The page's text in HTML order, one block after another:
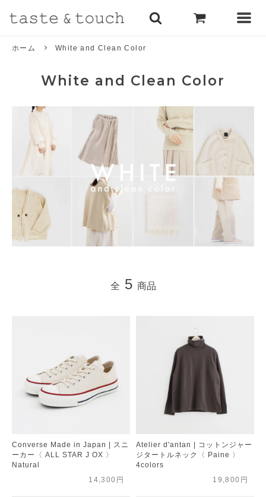
ホーム White and Clean Color
White and Clean Color
全 5 商品
Converse Made in Japan | スニ
ーカー〈 ALL STAR J OX 〉
Natural
14,300円
Atelier d'antan | コットンジャー
ジタートルネック〈 Paine 〉
4colors
19,800円